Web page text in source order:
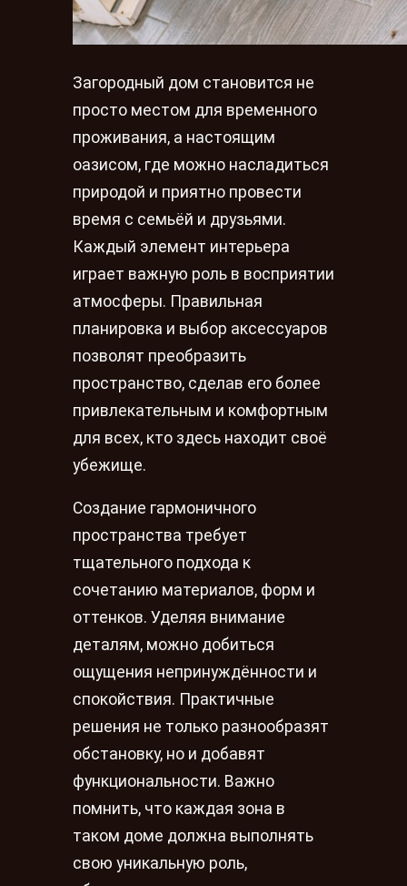
Загородный дом становится не
просто местом для временного
проживания, а настоящим
оазисом, где можно насладиться
природой и приятно провести
время с семьёй и друзьями.
Каждый элемент интерьера
играет важную роль в восприятии
атмосферы. Правильная
планировка и выбор аксессуаров
позволят преобразить
пространство, сделав его более
привлекательным и комфортным
для всех, кто здесь находит своё
убежище.
Создание гармоничного
пространства требует
тщательного подхода к
сочетанию материалов, форм и
оттенков. Уделяя внимание
деталям, можно добиться
ощущения непринуждённости и
спокойствия. Практичные
решения не только разнообразят
обстановку, но и добавят
функциональности. Важно
помнить, что каждая зона в
таком доме должна выполнять
свою уникальную роль,